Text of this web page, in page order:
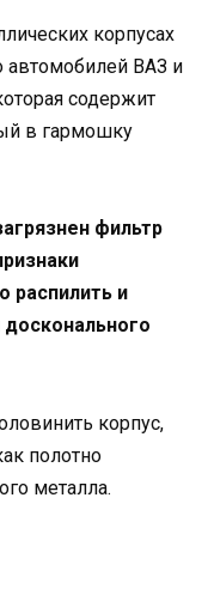
корпусах
автомобилей ВАЗ и
содержит
в гармошку
фильтр
распилить и
корпус,
полотно
металла.